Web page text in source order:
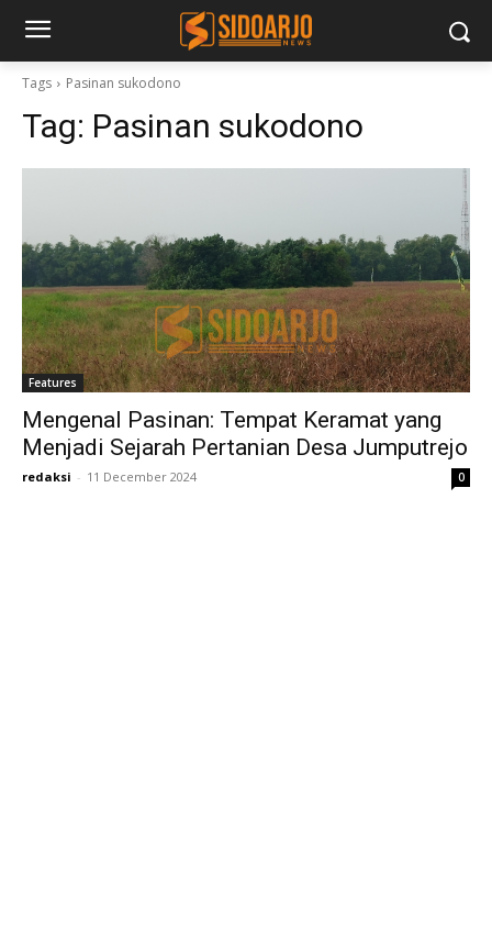
Tags Pasinan sukodono
Tag: Pasinan sukodono
Features
Mengenal Pasinan: Tempat Keramat yang
Menjadi Sejarah Pertanian Desa Jumputrejo
redaksi - 11 December 2024 0